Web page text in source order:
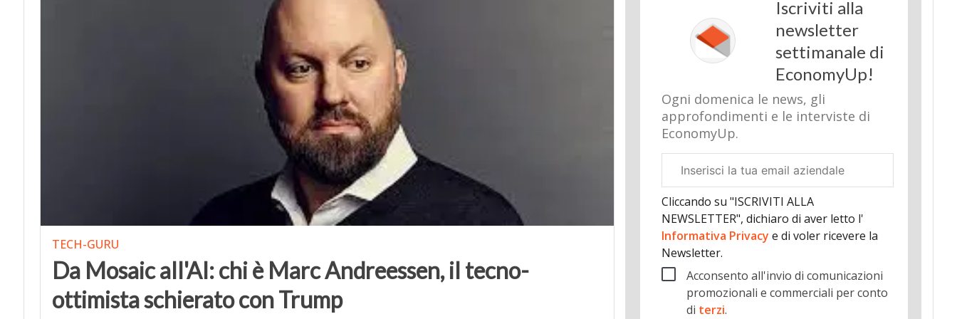
TECH-GURU
Da Mosaic all'AI: chi è Marc Andreessen, il tecno-
ottimista schierato con Trump
Iscriviti alla
newsletter
settimanale di
EconomyUp!
Ogni domenica le news, gli
approfondimenti e le interviste di
EconomyUp.
aziendale
Cliccando su "ISCRIVITI ALLA
NEWSLETTER", dichiaro di aver letto l'
Informativa Privacy e di voler ricevere la
Newsletter.
Acconsento all'invio di comunicazioni
promozionali e commerciali per conto
di terzi.